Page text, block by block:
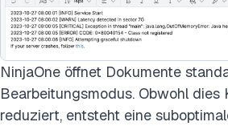
NinjaOne öffnet Dokumente
Bearbeitungsmodus. Obwohl dies
reduziert, entsteht eine